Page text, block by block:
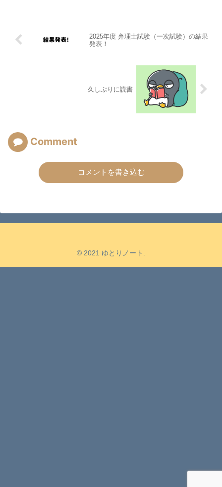
2025年度 弁理士試験（一次試験）の結果
発表！
久しぶりに読書
Comment
コメントを書き込む
© 2021 ゆとりノート.